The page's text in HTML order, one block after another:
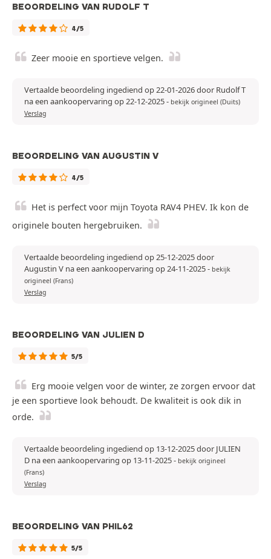
BEOORDELING VAN RUDOLF T
4/5
Zeer mooie en sportieve velgen.
Vertaalde beoordeling ingediend op 22-01-2026 door Rudolf T
na een aankoopervaring op 22-12-2025- bekijk origineel (Duits)
Verslag
BEOORDELING VAN AUGUSTIN V
4/5
Het is perfect voor mijn Toyota RAV4 PHEV. Ik kon de
originele bouten hergebruiken.
Vertaalde beoordeling ingediend op 25-12-2025 door
Augustin V na een aankoopervaring op 24-11-2025- bekijk
origineel (Frans)
Verslag
BEOORDELING VAN JULIEN D
5/5
Erg mooie velgen voor de winter, ze zorgen ervoor dat
je een sportieve look behoudt. De kwaliteit is ook dik in
orde.
Vertaalde beoordeling ingediend op 13-12-2025 door JULIEN
D na een aankoopervaring op 13-11-2025- bekijk origineel
(Frans)
Verslag
BEOORDELING VAN PHIL62
5/5